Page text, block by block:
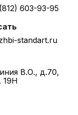
603-93-95
standart.ru
В.О., д.70,
19Н